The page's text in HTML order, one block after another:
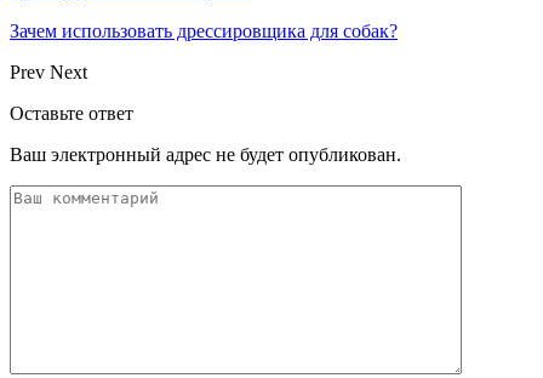
Зачем использовать дрессировщика для собак?
Prev Next
Оставьте ответ
Ваш электронный адрес не будет опубликован.